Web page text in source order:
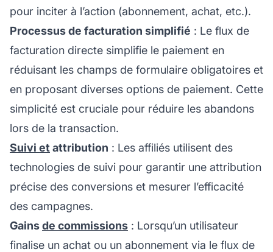
pour inciter à l’action (abonnement, achat, etc.).
Processus de facturation simplifié : Le flux de
facturation directe simplifie le paiement en
réduisant les champs de formulaire obligatoires et
en proposant diverses options de paiement. Cette
simplicité est cruciale pour réduire les abandons
lors de la transaction.
Suivi et attribution : Les affiliés utilisent des
technologies de suivi pour garantir une attribution
précise des conversions et mesurer l’efficacité
des campagnes.
Gainsde commissions : Lorsqu’un utilisateur
finalise un achat ou un abonnement via le flux de